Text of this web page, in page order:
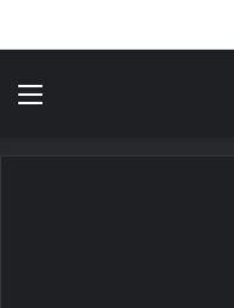
لثلاثة مواسم